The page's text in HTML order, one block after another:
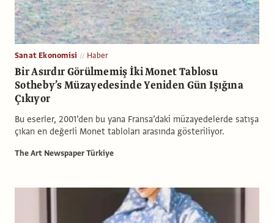
Sanat Ekonomisi Haber
Bir Asırdır Görülmemiş İki Monet Tablosu
Sotheby’s Müzayedesinde Yeniden Gün Işığına
Çıkıyor
Bu eserler, 2001’den bu yana Fransa’daki müzayedelerde satışa
çıkan en değerli Monet tabloları arasında gösteriliyor.
The Art Newspaper Türkiye